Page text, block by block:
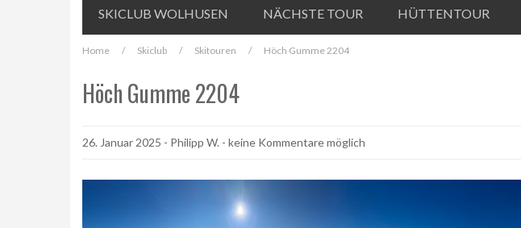
SKICLUB WOLHUSEN NÄCHSTE TOUR HÜTTENTOUR
Home / Skiclub / Skitouren / Höch Gumme 2204
Höch Gumme 2204
26. Januar 2025 - Philipp W. - keine Kommentare möglich